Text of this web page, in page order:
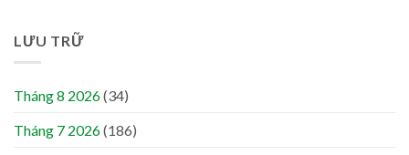
LƯU TRỮ
Tháng 8 2026(34)
Tháng 7 2026(186)